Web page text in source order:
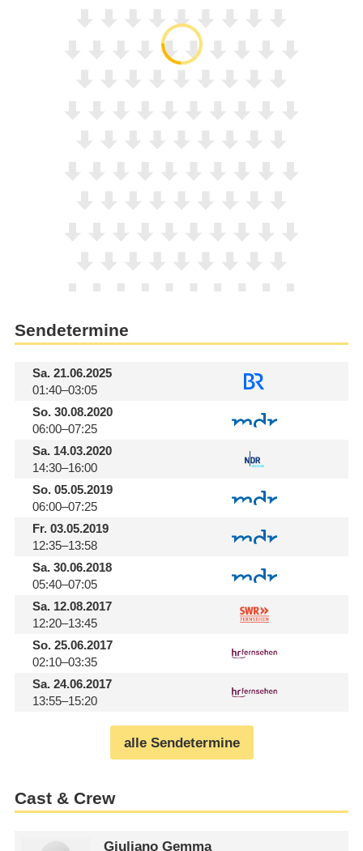
Sendetermine
Sa.21.06.2025
01:40–03:05
So.30.08.2020
06:00–07:25
Sa.14.03.2020
14:30–16:00
So.05.05.2019
06:00–07:25
Fr.03.05.2019
12:35–13:58
Sa.30.06.2018
05:40–07:05
Sa.12.08.2017
12:20–13:45
So.25.06.2017
02:10–03:35
Sa.24.06.2017
13:55–15:20
alle Sendetermine
Cast & Crew
Giuliano Gemma